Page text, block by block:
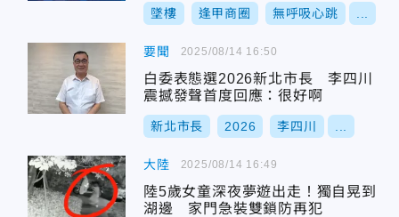
墜樓 逢甲商圈 無呼吸心跳
要聞
白委表態選2026新北市長 李四川
震撼發聲首度回應：很好啊
新北市長 2026 李四川
2025/08/14 16:50
大陸
陸5歲女童深夜夢遊出走！獨自晃到
湖邊 家門急裝雙鎖防再犯
2025/08/14 16:49